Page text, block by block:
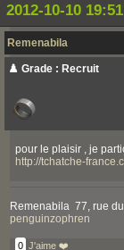
2012-10-10
Remenabila
♟️ Grade : Recruit
pour le plaisir , je
http://tchatche-
Remenabila 77, rue
penguinzophren
0 J'aime ❤️